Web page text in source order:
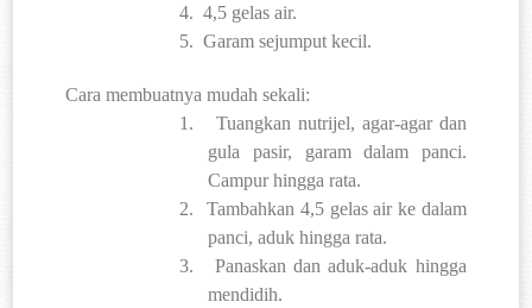
4. 4,5 gelas air.
5. Garam sejumput kecil.
Cara membuatnya mudah sekali:
1.
Tuangkan nutrijel, agar-agar dan
gula pasir, garam dalam panci.
Campur hingga rata.
2.
Tambahkan 4,5 gelas air ke dalam
panci, aduk hingga rata.
3.
Panaskan dan aduk-aduk hingga
mendidih.